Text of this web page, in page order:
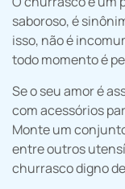
saboroso, é
isso, não é
todo momento é
Se o seu amor é
com acessórios
Monte um
entre outros
churrasco digno